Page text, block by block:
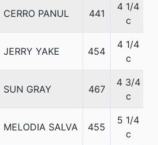
CERRO PANUL 441
4 1/4
c
JERRY YAKE 454
4 1/4
c
SUN GRAY 467
4 3/4
c
MELODIA SALVA 455
5 1/4
c